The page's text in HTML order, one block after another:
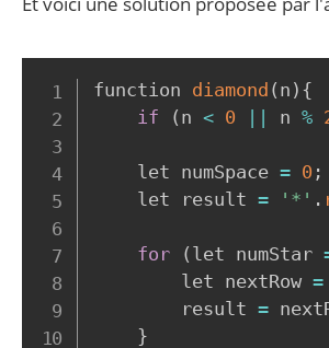
function diamond ( n ) {
if
( n < 0 || n %
    let numSpace
= 0 ;
    let result
= '*' .
for ( let numStar
        let nextRow
=
        result
=
}